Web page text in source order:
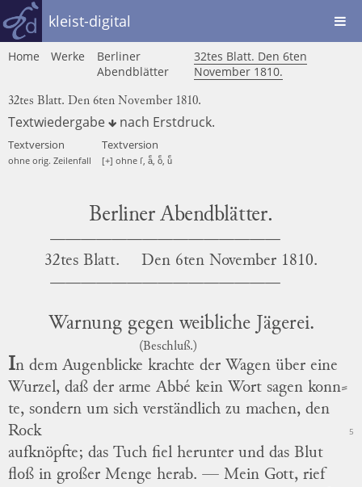
kleist-digital
Home Werke
Berliner
Abendblätter
32tes Blatt. Den 6ten
November 1810.
32tes Blatt. Den 6ten November 1810.
Textwiedergabe nach Erstdruck.
Textversion
ohne orig. Zeilenfall
Textversion
[+] ohne ſ, aͤ, oͤ, uͤ
Berliner Abendblätter.
32tes Blatt. Den6ten November 1810.
Warnung gegen weibliche Jägerei.
(Beschluß.)
In dem Augenblicke krachte der Wagen über eine
Wurzel, daß der arme Abbé kein Wort sagen konn⸗
te, sondern um sich verständlich zu machen, den
Rock
5
aufknöpfte; das Tuch fiel herunter und das Blut
floß in großer Menge herab. — Mein Gott, rief